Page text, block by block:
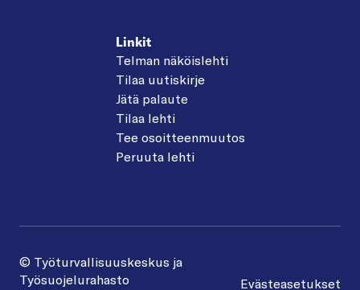
Linkit
Telman näköislehti
Tilaa uutiskirje
Jätä palaute
Tilaa lehti
Tee osoitteenmuutos
Peruuta lehti
© Työturvallisuuskeskus ja
Työsuojelurahasto
Evästeasetukset